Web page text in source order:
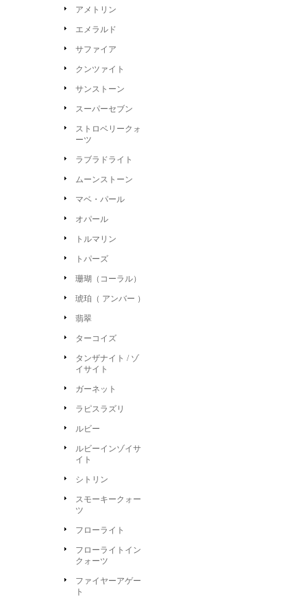
アメトリン
エメラルド
サファイア
クンツァイト
サンストーン
スーパーセブン
ストロベリークォ
ーツ
ラブラドライト
ムーンストーン
マベ・パール
オパール
トルマリン
トパーズ
珊瑚（コーラル）
琥珀（ アンバー ）
翡翠
ターコイズ
タンザナイト / ゾ
イサイト
ガーネット
ラピスラズリ
ルビー
ルビーインゾイサ
イト
シトリン
スモーキークォー
ツ
フローライト
フローライトイン
クォーツ
ファイヤーアゲー
ト